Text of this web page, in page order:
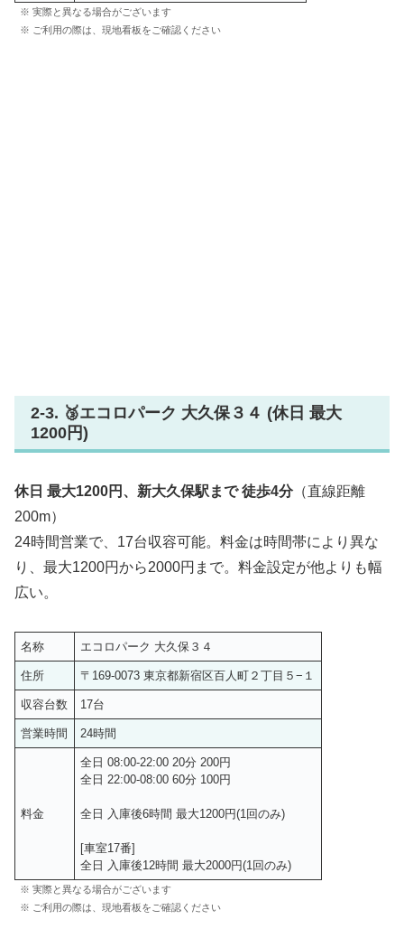
※ 実際と異なる場合がございます
※ ご利用の際は、現地看板をご確認ください
2-3. 🥉エコロパーク 大久保３４ (休日 最大
1200円)
休日 最大1200円、新大久保駅まで 徒歩4分（直線距離
200m）
24時間営業で、17台収容可能。料金は時間帯により異な
り、最大1200円から2000円まで。料金設定が他よりも幅
広い。
名称 エコロパーク 大久保３４
住所 〒169-0073 東京都新宿区百人町２丁目５−１
収容台数 17台
営業時間 24時間
料金
全日 08:00-22:00 20分 200円
全日 22:00-08:00 60分 100円
全日 入庫後6時間 最大1200円(1回のみ)
[車室17番]
全日 入庫後12時間 最大2000円(1回のみ)
※ 実際と異なる場合がございます
※ ご利用の際は、現地看板をご確認ください